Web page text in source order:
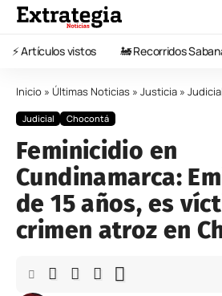
⚡️ Artículos vistos 🚂 Recorridos
Inicio » Últimas Noticias » Justicia » Judicial
Judicial Chocontá
Feminicidio en
Cundinamarca:
de 15 años, es
crimen atroz en